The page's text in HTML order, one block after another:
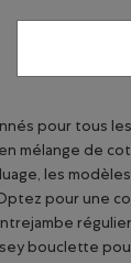
pour tous
mélange de
les
pour une
bouclette